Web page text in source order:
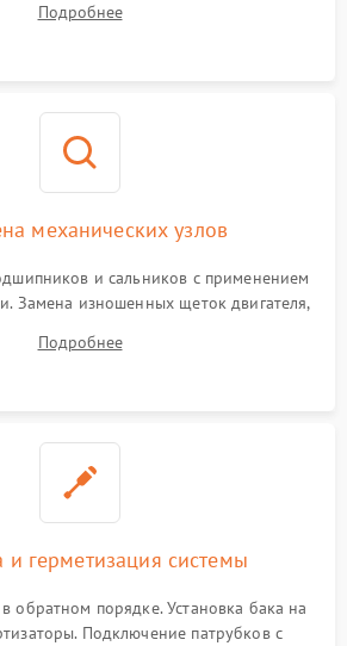
целостности проводки и контактов.
Подробнее
механических узлов
и сальников с применением
Замена изношенных щеток двигателя,
резиновой манжеты.
Подробнее
и герметизация системы
обратном порядке. Установка бака на
Подключение патрубков с